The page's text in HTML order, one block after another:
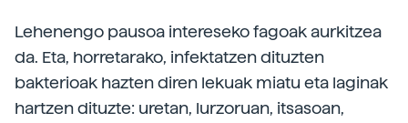
Lehenengo pausoa intereseko fagoak aurkitzea
da. Eta, horretarako, infektatzen dituzten
bakterioak hazten diren lekuak miatu eta laginak
hartzen dituzte: uretan, lurzoruan, itsasoan,